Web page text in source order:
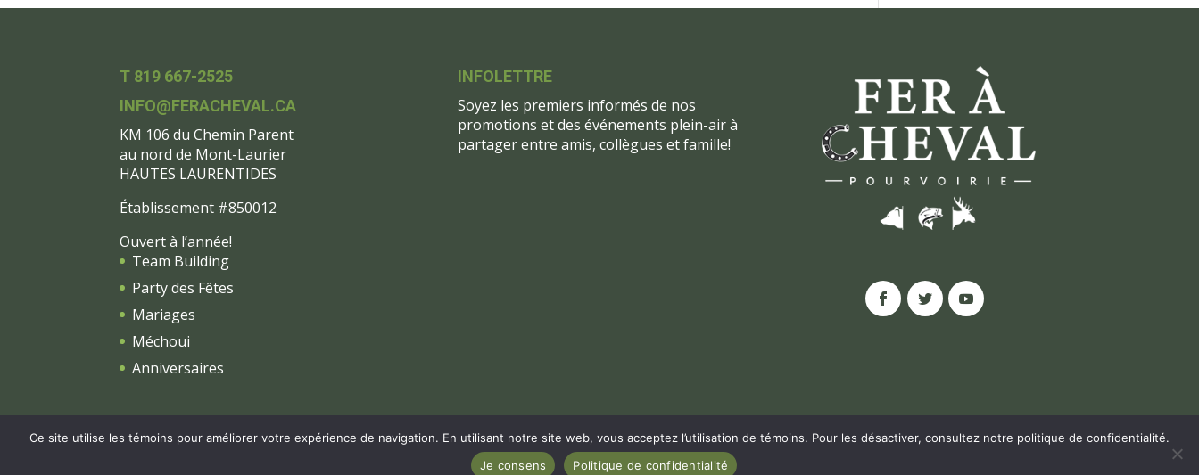
T 819 667-2525
INFO@FERACHEVAL.CA
KM 106 du Chemin Parent
au nord de Mont-Laurier
HAUTES LAURENTIDES
Établissement #850012
Ouvert à l’année!
Team Building
Party des Fêtes
Mariages
Méchoui
Anniversaires
INFOLETTRE
Soyez les premiers informés de nos
promotions et des événements plein-air à
partager entre amis, collègues et famille!
© POURVOIRIE FER À CHEVAL, 2020 |POLITIQUE DE CONFIDENTIALITÉ
Ce site utilise les témoins pour améliorer votre expérience de navigation. En utilisant notre site web, vous acceptez l’utilisation de témoins. Pour les désactiver, consultez notre politique de confidentialité.
Je consens
Politique de confidentialité